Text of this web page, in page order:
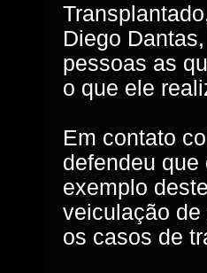
Diego
pessoas as
o que ele
Em contato
defendeu
exemplo
veiculação
os casos de